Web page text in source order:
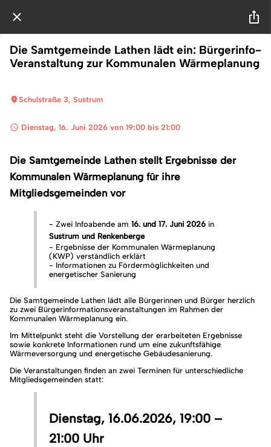
Die Samtgemeinde Lathen lädt ein: Bürgerinfo-
Veranstaltung zur Kommunalen Wärmeplanung
Schulstraße 3, Sustrum
Dienstag, 16. Juni 2026 von 19:00 bis 21:00
Die Samtgemeinde Lathen stellt Ergebnisse der
Kommunalen Wärmeplanung für ihre
Mitgliedsgemeinden vor
- Zwei Infoabende am 16. und 17. Juni 2026 in
Sustrum und Renkenberge
- Ergebnisse der Kommunalen Wärmeplanung
(KWP) verständlich erklärt
- Informationen zu Fördermöglichkeiten und
energetischer Sanierung
Die Samtgemeinde Lathen lädt alle Bürgerinnen und Bürger herzlich
zu zwei Bürgerinformationsveranstaltungen im Rahmen der
Kommunalen Wärmeplanung ein.
Im Mittelpunkt steht die Vorstellung der erarbeiteten Ergebnisse
sowie konkrete Informationen rund um eine zukunftsfähige
Wärmeversorgung und energetische Gebäudesanierung.
Die Veranstaltungen finden an zwei Terminen für unterschiedliche
Mitgliedsgemeinden statt:
Dienstag, 16.06.2026, 19:00 –
21:00 Uhr